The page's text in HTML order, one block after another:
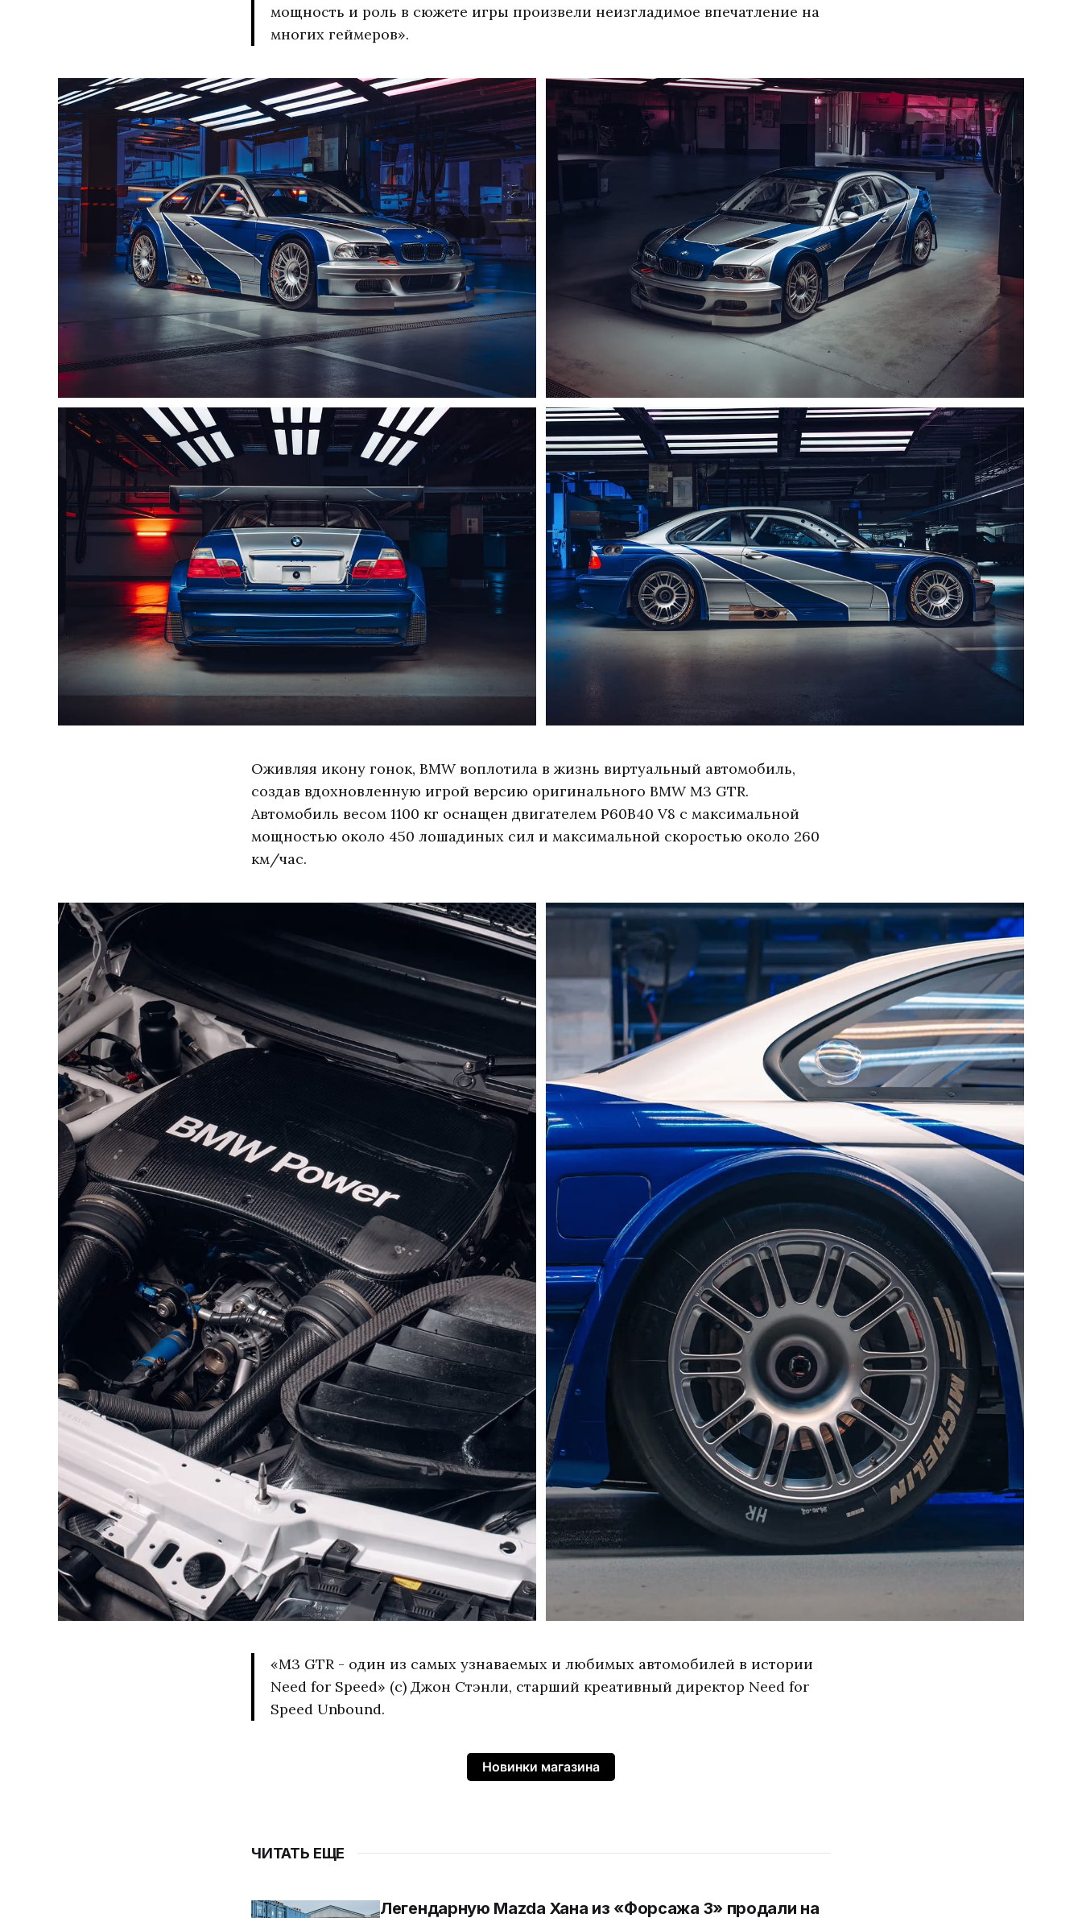
мощность и роль в сюжете игры произвели неизгладимое впечатление на
многих геймеров».
Оживляя икону гонок, BMW воплотила в жизнь виртуальный автомобиль,
создав вдохновленную игрой версию оригинального BMW M3 GTR.
Автомобиль весом 1100 кг оснащен двигателем P60B40 V8 с максимальной
мощностью около 450 лошадиных сил и максимальной скоростью около 260
км/час.
«M3 GTR - один из самых узнаваемых и любимых автомобилей в истории
Need for Speed» (с) Джон Стэнли, старший креативный директор Need for
Speed Unbound.
Новинки магазина
ЧИТАТЬ ЕЩЕ
Легендарную Mazda Хана из «Форсажа 3» продали на